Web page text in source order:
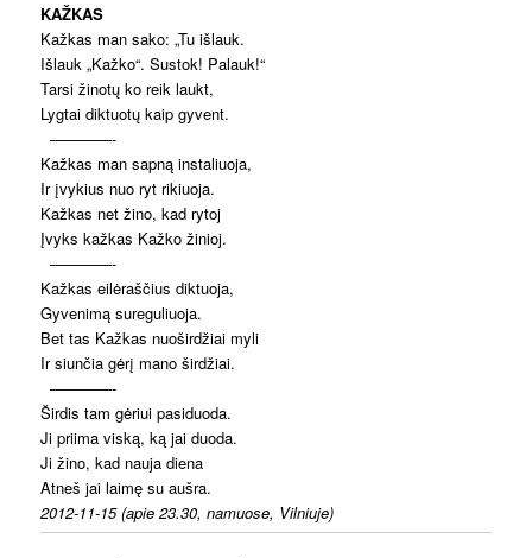
KAŽKAS
Kažkas man sako: „Tu išlauk.
Išlauk „Kažko“. Sustok! Palauk!“
Tarsi žinotų ko reik laukt,
Lygtai diktuotų kaip gyvent.
————-
Kažkas man sapną instaliuoja,
Ir įvykius nuo ryt rikiuoja.
Kažkas net žino, kad rytoj
Įvyks kažkas Kažko žinioj.
————-
Kažkas eilėraščius diktuoja,
Gyvenimą sureguliuoja.
Bet tas Kažkas nuoširdžiai myli
Ir siunčia gėrį mano širdžiai.
————-
Širdis tam gėriui pasiduoda.
Ji priima viską, ką jai duoda.
Ji žino, kad nauja diena
Atneš jai laimę su aušra.
2012-11-15 (apie 23.30, namuose, Vilniuje)